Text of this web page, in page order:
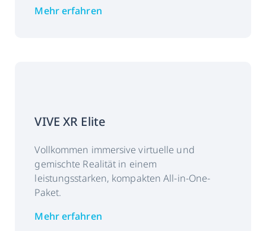
Mehr erfahren
VIVE XR Elite
Vollkommen immersive virtuelle und
gemischte Realität in einem
leistungsstarken, kompakten All-in-One-
Paket.
Mehr erfahren